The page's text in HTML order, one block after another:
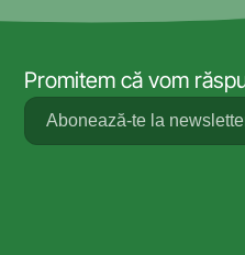
Promitem că vom